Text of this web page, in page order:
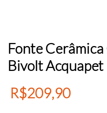
Fonte
Bivolt Acquapet
R$209,90